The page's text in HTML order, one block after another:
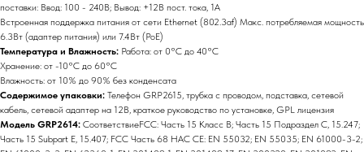
поставки: Ввод: 100 - 240В; Вывод: +12В пост. тока, 1A
Встроенная поддержка питания от сети Ethernet (802.3af) Макс. потребляемая мощность
6.3Вт (адаптер питания) или 7.4Вт (PoE)
Температура и Влажность: Работа: от 0°C до 40°C
Хранение: от -10°C до 60°C
Влажность: от 10% до 90% без конденсата
Содержимое упаковки: Телефон GRP2615, трубка с проводом, подставка, сетевой
кабель, сетевой адаптер на 12В, краткое руководство по установке, GPL лицензия
Модель GRP2614: СоответствиеFCC: Часть 15 Класс B; Часть 15 Подраздел C, 15.247;
Часть 15 Subpart E, 15.407; FCC Часть 68 HAC CE: EN 55032; EN 55035; EN 61000-3-2;